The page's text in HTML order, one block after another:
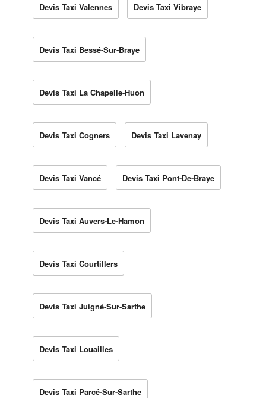
Devis Taxi Valennes Devis Taxi Vibraye
Devis Taxi Bessé-Sur-Braye
Devis Taxi La Chapelle-Huon
Devis Taxi Cogners Devis Taxi Lavenay
Devis Taxi Vancé Devis Taxi Pont-De-Braye
Devis Taxi Auvers-Le-Hamon
Devis Taxi Courtillers
Devis Taxi Juigné-Sur-Sarthe
Devis Taxi Louailles
Devis Taxi Parcé-Sur-Sarthe